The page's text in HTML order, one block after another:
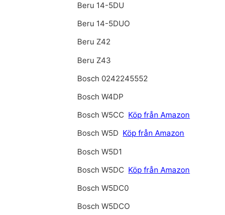
Beru 14-5DU
Beru 14-5DUO
Beru Z42
Beru Z43
Bosch 0242245552
Bosch W4DP
Bosch W5CC Köp från Amazon
Bosch W5D Köp från Amazon
Bosch W5D1
Bosch W5DC Köp från Amazon
Bosch W5DC0
Bosch W5DCO